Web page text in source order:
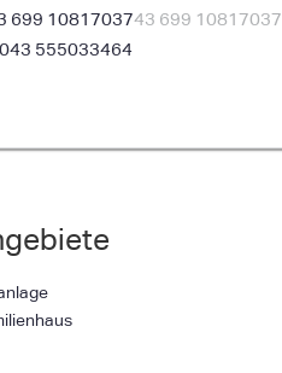
699 1081703743 699 10817037
555033464